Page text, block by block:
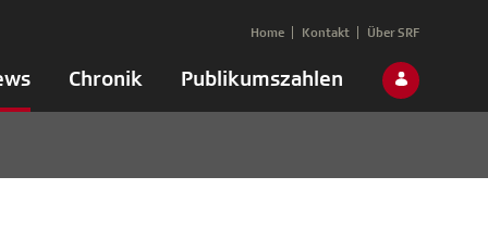
Chronik Publikumszahlen
Home Kontakt Über SRF